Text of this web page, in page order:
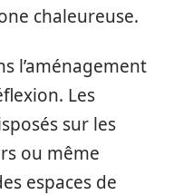
chaleureuse.
l’aménagement
Les
sur les
ou même
espaces de